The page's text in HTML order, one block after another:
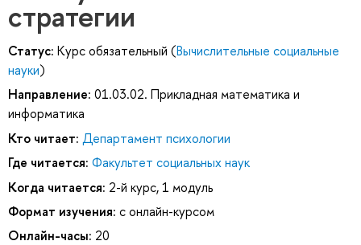
стратегии
Статус: Курс обязательный (Вычислительные социальные
науки)
Направление: 01.03.02. Прикладная математика и
информатика
Кто читает: Департамент психологии
Где читается: Факультет социальных наук
Когда читается: 2-й курс, 1 модуль
Формат изучения: с онлайн-курсом
Онлайн-часы: 20